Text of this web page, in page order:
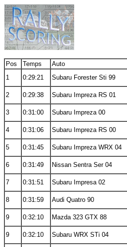
Pos Temps Auto
1
0:29:21 Subaru Forester Sti 99
2
0:29:38 Subaru Impreza RS 01
3
0:31:00 Subaru Impreza 00
4
0:31:06 Subaru Impreza RS 00
5
0:31:45 Subaru Impreza WRX 04
6
0:31:49 Nissan Sentra Ser 04
7
0:31:51 Subaru Impresa 02
8
0:31:59 Audi Quatro 90
9
0:32:10 Mazda 323 GTX 88
9
0:32:10 Subaru WRX STi 04